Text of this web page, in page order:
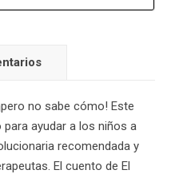
no sabe cómo! Este
ayudar a los niños a
recomendada y
El cuento de El